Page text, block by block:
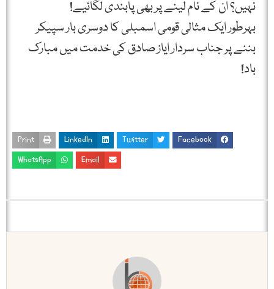
نہیں؟ ان کے نام لینے پر بھی پابندی لگائیے!
بہرطور ایک مثالی قومی اسمبلی کا دوسری بار سپیکر
بننے پر جناب سردار ایاز صادق کی خدمت میں مبارک
باد!
Facebook
Twitter
LinkedIn
Print
Email
WhatsApp